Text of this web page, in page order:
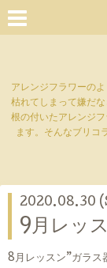
アレンジフラワーの
枯れてしまって嫌だ
根の付いたアレンジ
ます。そんなブリコ
2020.08.30
9月レッ
8月レッスン”ガラス